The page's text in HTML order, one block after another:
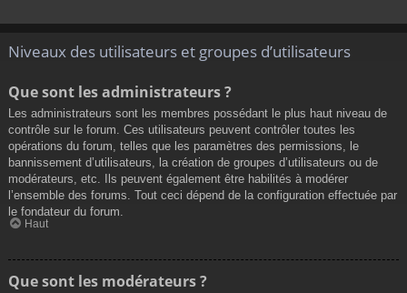
Niveaux des utilisateurs et groupes d’utilisateurs
Que sont les administrateurs ?
Les administrateurs sont les membres possédant le plus haut niveau de
contrôle sur le forum. Ces utilisateurs peuvent contrôler toutes les
opérations du forum, telles que les paramètres des permissions, le
bannissement d’utilisateurs, la création de groupes d’utilisateurs ou de
modérateurs, etc. Ils peuvent également être habilités à modérer
l’ensemble des forums. Tout ceci dépend de la configuration effectuée par
le fondateur du forum.
Haut
Que sont les modérateurs ?